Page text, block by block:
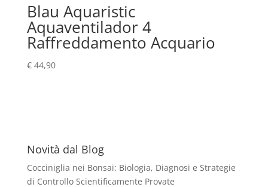
Blau Aquaristic
Aquaventilador 4
Raffreddamento Acquario
€44,90
Novità dal Blog
Cocciniglia nei Bonsai: Biologia, Diagnosi e Strategie
di Controllo Scientificamente Provate